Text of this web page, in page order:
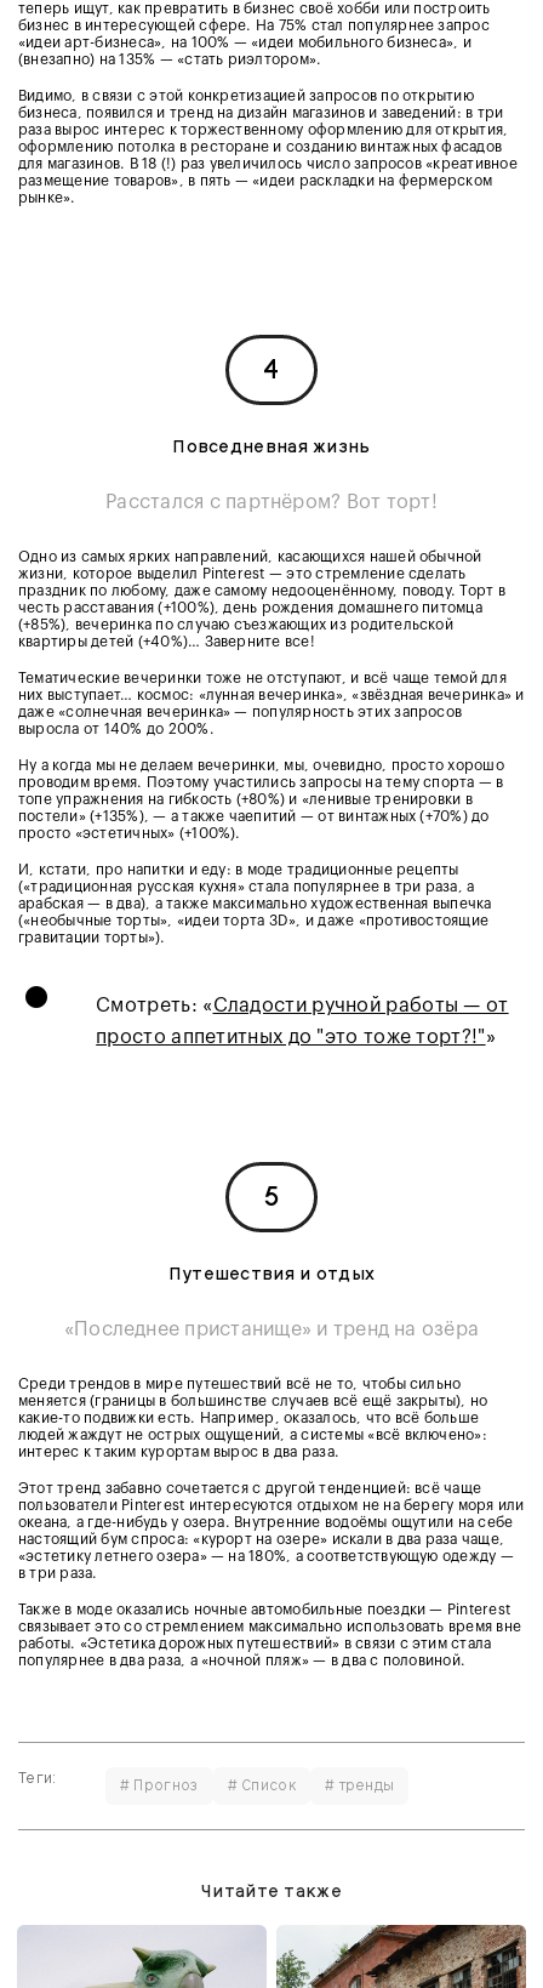
теперь ищут, как превратить в бизнес своё хобби или построить
бизнес в интересующей сфере. На 75% стал популярнее запрос
«идеи арт-бизнеса», на 100% — «идеи мобильного бизнеса», и
(внезапно) на 135% — «стать риэлтором».
Видимо, в связи с этой конкретизацией запросов по открытию
бизнеса, появился и тренд на дизайн магазинов и заведений: в три
раза вырос интерес к торжественному оформлению для открытия,
оформлению потолка в ресторане и созданию винтажных фасадов
для магазинов. В 18 (!) раз увеличилось число запросов «креативное
размещение товаров», в пять — «идеи раскладки на фермерском
рынке».
4
Повседневная жизнь
Расстался с партнёром? Вот торт!
Одно из самых ярких направлений, касающихся нашей обычной
жизни, которое выделил Pinterest — это стремление сделать
праздник по любому, даже самому недооценённому, поводу. Торт в
честь расставания (+100%), день рождения домашнего питомца
(+85%), вечеринка по случаю съезжающих из родительской
квартиры детей (+40%)… Заверните все!
Тематические вечеринки тоже не отступают, и всё чаще темой для
них выступает… космос: «лунная вечеринка», «звёздная вечеринка» и
даже «солнечная вечеринка» — популярность этих запросов
выросла от 140% до 200%.
Ну а когда мы не делаем вечеринки, мы, очевидно, просто хорошо
проводим время. Поэтому участились запросы на тему спорта — в
топе упражнения на гибкость (+80%) и «ленивые тренировки в
постели» (+135%), — а также чаепитий — от винтажных (+70%) до
просто «эстетичных» (+100%).
И, кстати, про напитки и еду: в моде традиционные рецепты
(«традиционная русская кухня» стала популярнее в три раза, а
арабская — в два), а также максимально художественная выпечка
(«необычные торты», «идеи торта 3D», и даже «противостоящие
гравитации торты»).
• Смотреть: «Сладости ручной работы — от
просто аппетитных до "это тоже торт?!"»
5
Путешествия и отдых
«Последнее пристанище» и тренд на озёра
Среди трендов в мире путешествий всё не то, чтобы сильно
меняется (границы в большинстве случаев всё ещё закрыты), но
какие-то подвижки есть. Например, оказалось, что всё больше
людей жаждут не острых ощущений, а системы «всё включено»:
интерес к таким курортам вырос в два раза.
Этот тренд забавно сочетается с другой тенденцией: всё чаще
пользователи Pinterest интересуются отдыхом не на берегу моря или
океана, а где-нибудь у озера. Внутренние водоёмы ощутили на себе
настоящий бум спроса: «курорт на озере» искали в два раза чаще,
«эстетику летнего озера» — на 180%, а соответствующую одежду —
в три раза.
Также в моде оказались ночные автомобильные поездки — Pinterest
связывает это со стремлением максимально использовать время вне
работы. «Эстетика дорожных путешествий» в связи с этим стала
популярнее в два раза, а «ночной пляж» — в два с половиной.
Теги: # Прогноз # Список # тренды
Читайте также